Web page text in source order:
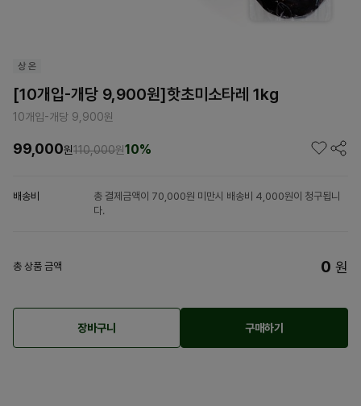
[10개입-개당 9,900원]핫초미소타레 1kg
10개입-개당 9,900원
99,000원110,000원10%
배송비
총 결제금액이 70,000원 미만시 배송비 4,000원이 청구됩니
다.
총 상품 금액 0 원
장바구니 구매하기